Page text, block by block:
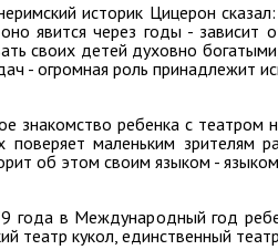
историк Цицерон
явится через годы - зависит
своих детей духовно
- огромная роль принадлежит
знакомство ребенка с театром
поверяет маленьким
об этом своим языком - языком
года в Международный год
театр кукол, единственный